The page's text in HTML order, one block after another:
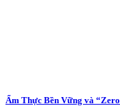
Ẩm Thực Bền Vững và